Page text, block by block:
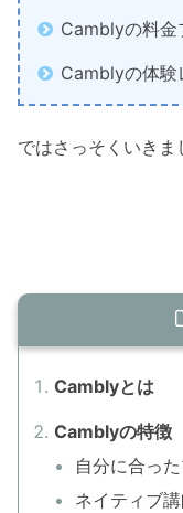
Camblyの料金
Camblyの体験
ではさっそくいきま
Camblyとは
Camblyの特徴
自分に合っ
ネイティブ講